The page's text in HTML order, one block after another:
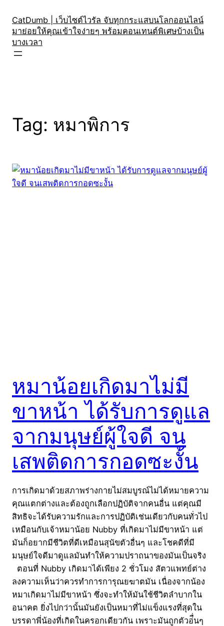
content
CatDumb | เว็บไซต์ไวรัล จับทุกกระแสบนโลกออนไลน์
มาย่อยให้คุณเข้าใจง่ายๆ พร้อมคอนเทนต์พิเศษบ้างเป็น
บางเวลา
Tag: หมาพิการ
หมาน้อยเกิดมาไม่มี
ขาหน้า ได้รับการดูแล
จากมนุษย์ผู้ใจดี จน
เสพติดการกอดซะงั้น
การเกิดมาด้วยสภาพร่างกายไม่สมบูรณ์ไม่ได้หมายความ
คุณแตกต่างและต้องถูกเลือกปฏิบัติจากคนอื่น แต่คุณมี
สิทธิจะได้รับความรักและการปฏิบัติเช่นเดียวกับคนทั่วไป
เหมือนกับเจ้าหมาน้อย Nubby ที่เกิดมาไม่มีขาหน้า แต่
มันก็อยากมีชีวิตที่ดีเหมือนสุนัขตัวอื่นๆ และโชคดีที่มี
มนุษย์ใจดีมาดูแลมันทำให้ความปราถนาของมันเป็นจริง
ตอนที่ Nubby เกิดมาได้เพียง 2 ชั่วโมง สัตวแพทย์ต่าง
ลงความเห็นว่าควรทำการการุณยฆาตมัน เนื่องจากน้อง
หมาเกิดมาไม่มีขาหน้า ซึ่งจะทำให้มันใช้ชีวิตลำบากใน
อนาคต ยิ่งไปกว่านั้นมันยังเป็นหมาที่ไม่แข็งแรงที่สุดใน
บรรดาพี่น้องที่เกิดในครอกเดียวกัน เพราะมันถูกตัวอ่ื่นๆ